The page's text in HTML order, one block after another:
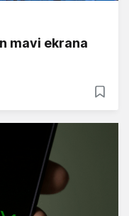
mavi ekrana